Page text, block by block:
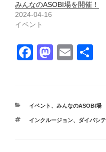
みんなのASOBI場を開催！
2024-04-16
イベント
F
e
b
M
o
d
E
カ
ゴ
イベント 、 みんなのASOBI場
タ
インクルージョン、 ダイバシ